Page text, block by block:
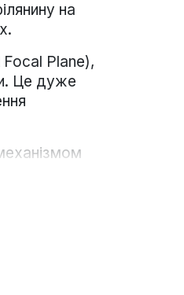
на
Focal Plane),
Це дуже
входять